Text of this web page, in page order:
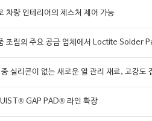
차량 인테리어의 제스처 제어 가능
조립의 주요 공급 업체에서 Loctite Solder
실리콘이 없는 새로운 열 관리 재료, 고강도
GAP PAD® 라인 확장